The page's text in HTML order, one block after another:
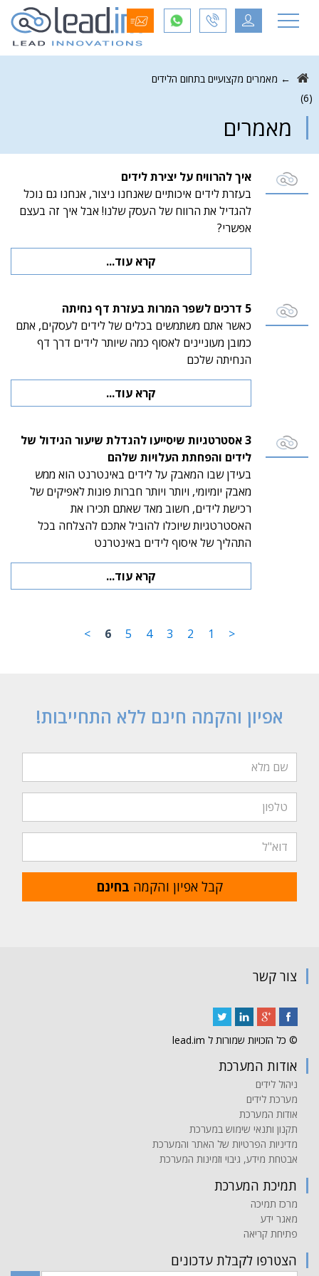
← מאמרים מקצועיים בתחום הלידים
(6)
מאמרים
איך להרוויח על יצירת לידים
בעזרת לידים איכותיים שאנחנו ניצור, אנחנו גם נוכל
להגדיל את הרווח של העסק שלנו! אבל איך זה בעצם
אפשרי?
קרא עוד...
5 דרכים לשפר המרות בעזרת דף נחיתה
כאשר אתם משתמשים בכלים של לידים לעסקים, אתם
כמובן מעוניינים לאסוף כמה שיותר לידים דרך דף
הנחיתה שלכם
קרא עוד...
3 אסטרטגיות שיסייעו להגדלת שיעור הגידול של
לידים והפחתת העלויות שלהם
בעידן שבו המאבק על לידים באינטרנט הוא ממש
מאבק יומיומי, ויותר ויותר חברות פונות לאפיקים של
רכישת לידים, חשוב מאד שאתם תכירו את
האסטרטגיות שיוכלו להוביל אתכם להצלחה בכל
התהליך של איסוף לידים באינטרנט
קרא עוד...
<
1
2
3
4
5
6
>
אפיון והקמה חינם ללא התחייבות!
קבל אפיון והקמה בחינם
צור קשר
© כל הזכויות שמורות ל lead.im
אודות המערכת
ניהול לידים
מערכת לידים
אודות המערכת
תקנון ותנאי שימוש במערכת
מדיניות הפרטיות של האתר והמערכת
אבטחת מידע, גיבוי וזמינות המערכת
תמיכת המערכת
מרכז תמיכה
מאגר ידע
פתיחת קריאה
הצטרפו לקבלת עדכונים